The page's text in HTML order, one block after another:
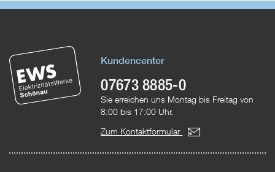
Kundencenter
07673 8885-0
Sie erreichen uns Montag bis Freitag von
8:00 bis 17:00 Uhr.
Zum Kontaktformular